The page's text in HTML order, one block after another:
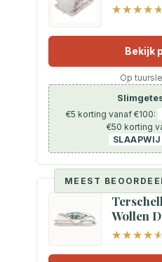
Bekijk
Op
€5 korting vanaf €100:
€50 korting
MEEST
Wollen